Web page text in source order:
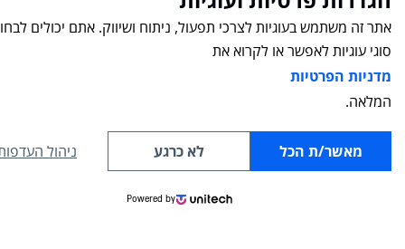
072-3305673
רוטשילד 46 ראשל"צ
אתר זה משתמש בעוגיות לצרכי תפעול, ניתוח ושיווק. אתם יכולים
סוגי עוגיות לאפשר או לקרוא את
מדניות הפרטיות
המלאה.
ניהול לא כרגע מאשר/ת הכל
Powered by